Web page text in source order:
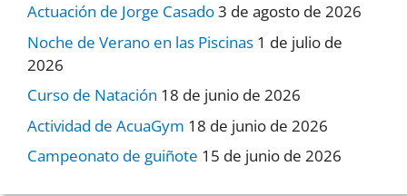
Actuación de Jorge Casado3 de agosto de 2026
Noche de Verano en las Piscinas 1 de julio de
2026
Curso de Natación 18 de junio de 2026
Actividad de AcuaGym 18 de junio de 2026
Campeonato de guiñote 15 de junio de 2026